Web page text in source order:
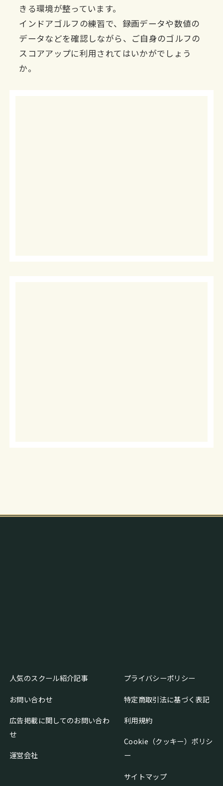
きる環境が整っています。
インドアゴルフの練習で、録画データや数値の
データなどを確認しながら、ご自身のゴルフの
スコアアップに利用されてはいかがでしょう
か。
人気のスクール紹介記事
お問い合わせ
広告掲載に関してのお問い合わ
せ
運営会社
プライバシーポリシー
特定商取引法に基づく表記
利用規約
Cookie（クッキー）ポリシ
ー
サイトマップ